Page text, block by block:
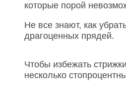
которые порой
Не все знают, как
драгоценных прядей.
Чтобы избежать
несколько